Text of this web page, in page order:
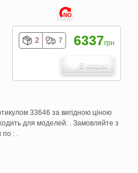
33646 за вигідною ціною
для моделей: . Замовляйте з
по : .
NO
2 7 6337грн
В кошик